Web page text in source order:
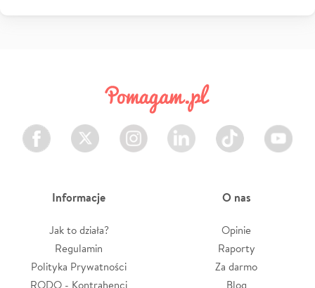
Facebook Twitter Instagram LinkedIn TikTok Youtube
Informacje
Jak to działa?
Regulamin
Polityka Prywatności
RODO - Kontrahenci
O nas
Opinie
Raporty
Za darmo
Blog